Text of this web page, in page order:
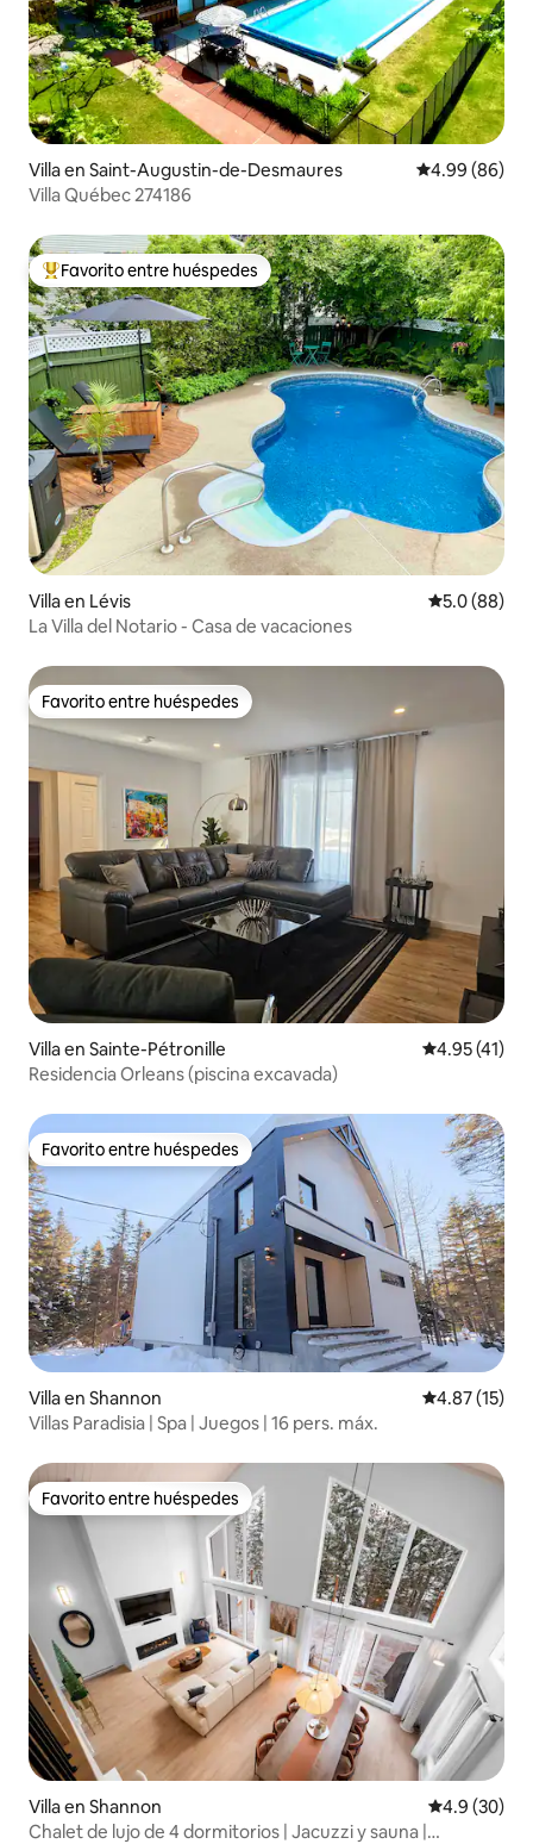
Villa en Saint-Augustin-de-Desmaures Calificación
4.99 (86)
Villa Québec 274186
Favorito entre huéspedes preferido
Favorito entre huéspedes
Villa en Lévis Calificación
5.0 (88)
La Villa del Notario - Casa de vacaciones
Favorito entre huéspedes
Favorito entre huéspedes
Villa en Sainte-Pétronille Calificación
4.95 (41)
Residencia Orleans (piscina excavada)
Favorito entre huéspedes
Favorito entre huéspedes
Villa en Shannon Calificación
4.87 (15)
Villas Paradisia | Spa | Juegos | 16 pers. máx.
Favorito entre huéspedes
Favorito entre huéspedes
Villa en Shannon Calificación
4.9 (30)
Chalet de lujo de 4 dormitorios | Jacuzzi y sauna |